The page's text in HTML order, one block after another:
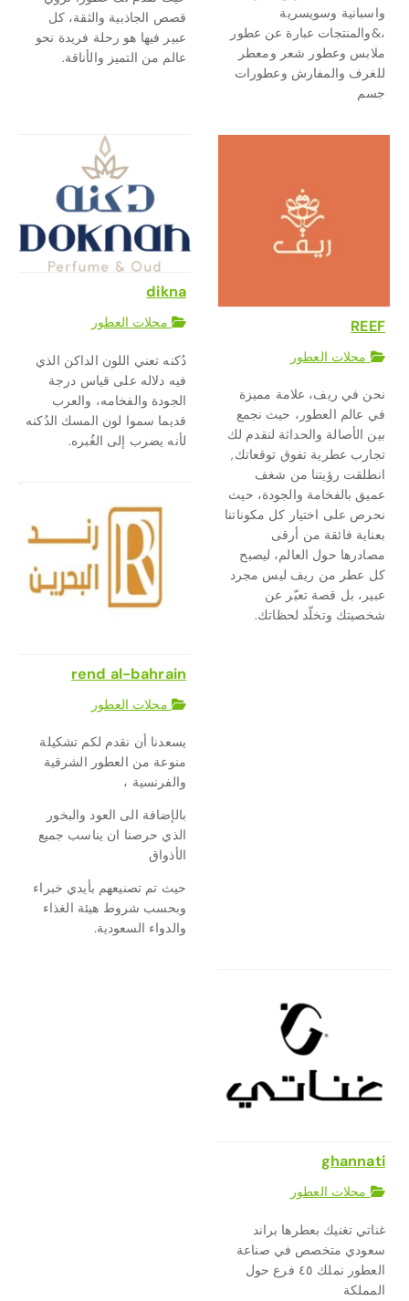
واسبانية وسويسرية
،&والمنتجات عبارة عن عطور
ملابس وعطور شعر ومعطر
للغرف والمفارش وعطورات
جسم
قصص الجاذبية والثقة، كل
عبير فيها هو رحلة فريدة نحو
عالم من التميز والأناقة.
REEF
محلات العطور
نحن في ريف، علامة مميزة
في عالم العطور، حيث نجمع
بين الأصالة والحداثة لنقدم لك
تجارب عطرية تفوق توقعاتك,
انطلقت رؤيتنا من شغف
عميق بالفخامة والجودة، حيث
نحرص على اختيار كل مكوناتنا
بعناية فائقة من أرقى
مصادرها حول العالم، ليصبح
كل عطر من ريف ليس مجرد
عبير، بل قصة تعبّر عن
شخصيتك وتخلّد لحظاتك.
dikna
محلات العطور
دُكنه تعني اللون الداكن الذي
فيه دلاله على قياس درجة
الجودة والفخامه، والعرب
قديما سموا لون المسك الدُكنه
لأنه يضرب إلى الغُبره.
rend al-bahrain
محلات العطور
يسعدنا أن نقدم لكم تشكيلة
منوعة من العطور الشرقية
والفرنسية ،
بالإضافة الى العود والبخور
الذي حرصنا ان يناسب جميع
الأذواق
حيث تم تصنيعهم بأيدي خبراء
وبحسب شروط هيئة الغذاء
والدواء السعودية.
ghannati
محلات العطور
غناتي تغنيك بعطرها براند
سعودي متخصص في صناعة
العطور نملك ٤٥ فرع حول
المملكة